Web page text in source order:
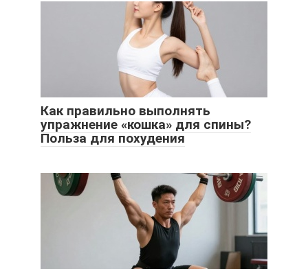
Как правильно выполнять
упражнение «кошка» для спины?
Польза для похудения